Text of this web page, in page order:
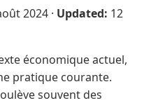
2024 · Updated: 12
économique actuel,
pratique courante.
souvent des